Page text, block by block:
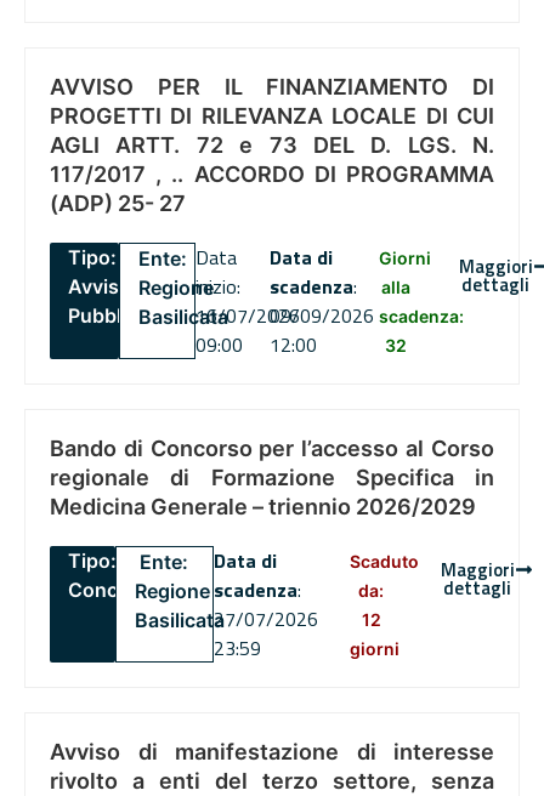
AVVISO PER IL FINANZIAMENTO DI
PROGETTI DI RILEVANZA LOCALE DI CUI
AGLI ARTT. 72 e 73 DEL D. LGS. N.
117/2017 , .. ACCORDO DI PROGRAMMA
(ADP) 25- 27
Tipo:
Avviso
Pubblico
Ente:
Regione
Basilicata
Data
inizio:
16/07/2026
09:00
Data di
scadenza:
09/09/2026
12:00
Giorni
alla
scadenza:
32
Maggiori
dettagli
Bando di Concorso per l’accesso al Corso
regionale di Formazione Specifica in
Medicina Generale – triennio 2026/2029
Tipo:
Concorsi
Ente:
Regione
Basilicata
Data di
scadenza:
27/07/2026
23:59
Scaduto
da:
12
giorni
Maggiori
dettagli
Avviso di manifestazione di interesse
rivolto a enti del terzo settore, senza